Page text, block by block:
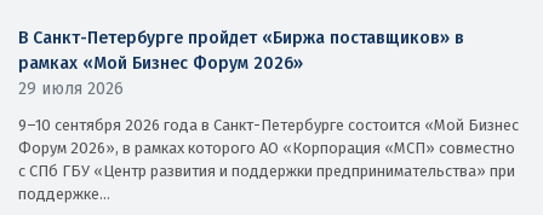
В Санкт-Петербурге пройдет «Биржа поставщиков» в
рамках «Мой Бизнес Форум 2026»
29 июля 2026
9–10 сентября 2026 года в Санкт-Петербурге состоится «Мой Бизнес
Форум 2026», в рамках которого АО «Корпорация «МСП» совместно
с СПб ГБУ «Центр развития и поддержки предпринимательства» при
поддержке...